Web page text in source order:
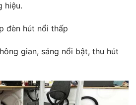
hiệu.
đèn hút nổi thấp
gian, sáng nổi bật, thu hút